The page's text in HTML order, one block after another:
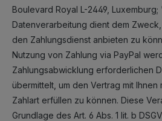
Boulevard Royal L-2449, Luxemburg;
Datenverarbeitung dient dem
den Zahlungsdienst anbieten zu
Nutzung von Zahlung via PayPal
Zahlungsabwicklung erforderlichen
übermittelt, um den Vertrag mit Ihnen
Zahlart erfüllen zu können. Diese
Grundlage des Art. 6 Abs. 1 lit. b